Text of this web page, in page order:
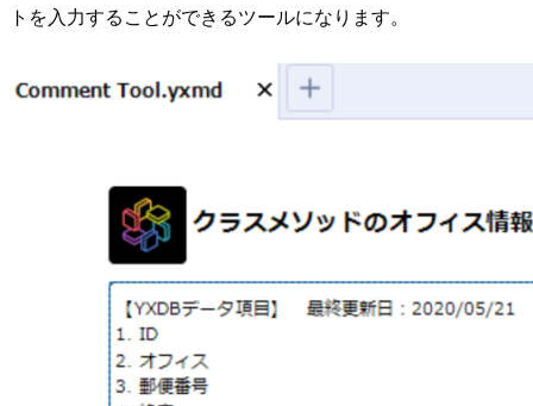
トを入力することができるツールになります。